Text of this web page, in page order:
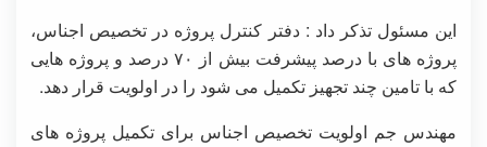
این مسئول تذکر داد : دفتر کنترل پروژه در تخصیص اجناس،
پروژه های با درصد پیشرفت بیش از ۷۰ درصد و پروژه هایی
که با تامین چند تجهیز تکمیل می شود را در اولویت قرار دهد.
مهندس جم اولویت تخصیص اجناس برای تکمیل پروژه های